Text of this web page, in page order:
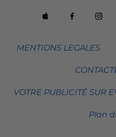
MENTIONS LEGALES
VOTRE PUBLICITÉ SUR
Plan